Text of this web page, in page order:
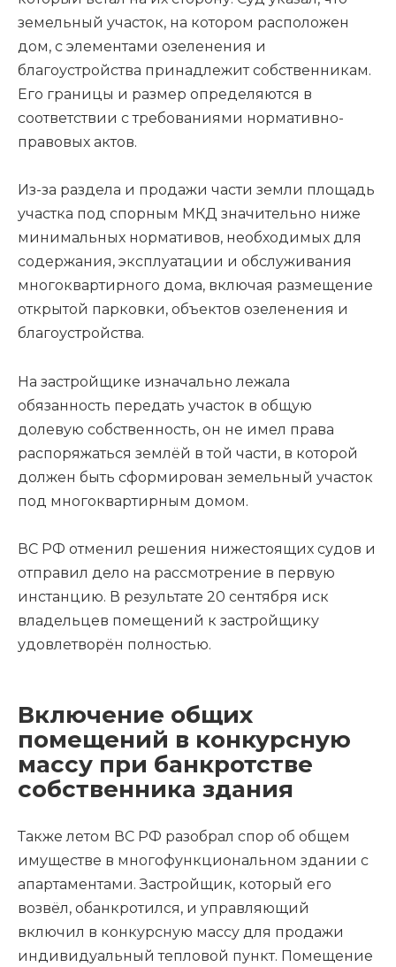
земельный участок, на котором расположен
дом, с элементами озеленения и
благоустройства принадлежит собственникам.
Его границы и размер определяются в
соответствии с требованиями нормативно-
правовых актов.
Из-за раздела и продажи части земли площадь
участка под спорным МКД значительно ниже
минимальных нормативов, необходимых для
содержания, эксплуатации и обслуживания
многоквартирного дома, включая размещение
открытой парковки, объектов озеленения и
благоустройства.
На застройщике изначально лежала
обязанность передать участок в общую
долевую собственность, он не имел права
распоряжаться землёй в той части, в которой
должен быть сформирован земельный участок
под многоквартирным домом.
ВС РФ отменил решения нижестоящих судов и
отправил дело на рассмотрение в первую
инстанцию. В результате 20 сентября иск
владельцев помещений к застройщику
удовлетворён полностью.
Включение общих
помещений в конкурсную
массу при банкротстве
собственника здания
Также летом ВС РФ разобрал спор об общем
имуществе в многофункциональном здании с
апартаментами. Застройщик, который его
возвёл, обанкротился, и управляющий
включил в конкурсную массу для продажи
индивидуальный тепловой пункт. Помещение